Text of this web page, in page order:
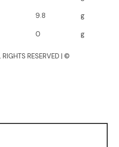
9.8 g
0 g
RESERVED | ©